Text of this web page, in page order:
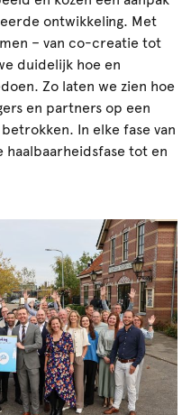
ontwikkeling. Met
– van co-creatie tot
duidelijk hoe en
Zo laten we zien hoe
en partners op een
In elke fase van
haalbaarheidsfase tot en